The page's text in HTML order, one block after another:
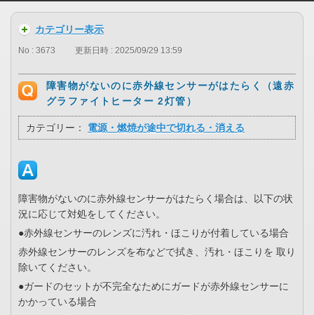
カテゴリー表示
No : 3673 更新日時 : 2025/09/29 13:59
障害物がないのに赤外線センサーがはたらく（遠赤
グラファイトヒーター 2灯管）
カテゴリー： 電源・燃焼が途中で切れる・消える
障害物がないのに赤外線センサーがはたらく場合は、以下の状
況に応じて対処をしてください。
●赤外線センサーのレンズに汚れ・ほこりが付着している場合
赤外線センサーのレンズを布などで拭き、汚れ・ほこりを 取り
除いてください。
●ガードのセットが不完全なためにガードが赤外線センサーに
かかっている場合